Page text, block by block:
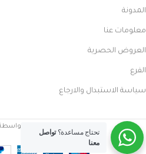
المدونة
معلومات عنا
العروض الحصرية
الفرع
سياسة الاستبدال والارجاع
تم إنشاؤه
تحتاج مساعدة؟تواصل
معنا